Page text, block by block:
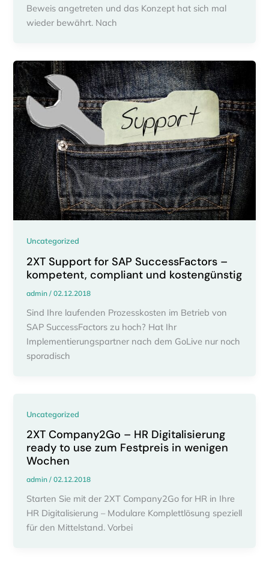
Beweis angetreten und das Konzept hat sich mal
wieder bewährt. Nach
Uncategorized
2XT Support for SAP SuccessFactors –
kompetent, compliant und kostengünstig
admin/02.12.2018
Sind Ihre laufenden Prozesskosten im Betrieb von
SAP SuccessFactors zu hoch? Hat Ihr
Implementierungspartner nach dem GoLive nur noch
sporadisch
Uncategorized
2XT Company2Go – HR Digitalisierung
ready to use zum Festpreis in wenigen
Wochen
admin/02.12.2018
Starten Sie mit der 2XT Company2Go for HR in Ihre
HR Digitalisierung – Modulare Komplettlösung speziell
für den Mittelstand. Vorbei